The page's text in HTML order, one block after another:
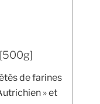
de farines
» et